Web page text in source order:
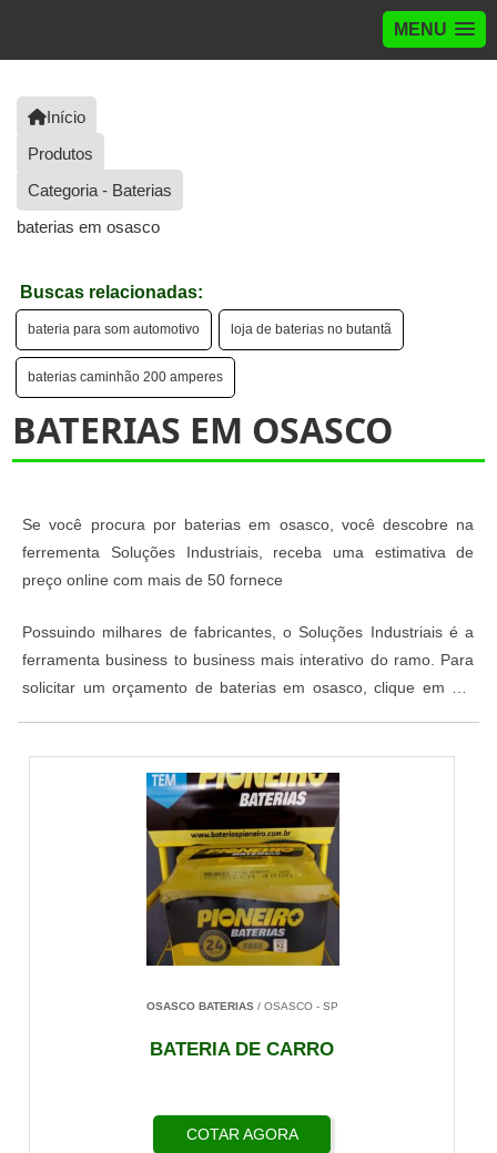
MENU
Início
Produtos
Categoria - Baterias
baterias em osasco
Buscas relacionadas:
bateria para som automotivo loja de baterias no butantã
baterias caminhão 200 amperes
BATERIAS EM OSASCO
Se você procura por baterias em osasco, você descobre na
ferrementa Soluções Industriais, receba uma estimativa de
preço online com mais de 50 fornece
Possuindo milhares de fabricantes, o Soluções Industriais é a
ferramenta business to business mais interativo do ramo. Para
solicitar um orçamento de baterias em osasco, clique em um
OSASCO BATERIAS/ OSASCO - SP
BATERIA DE CARRO
COTAR AGORA